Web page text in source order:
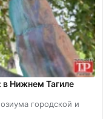
Нижнем Тагиле
городской и